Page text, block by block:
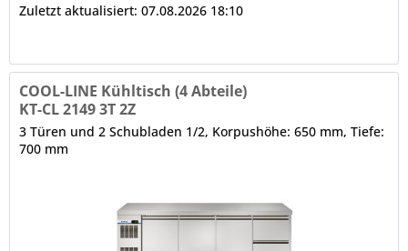
Zuletzt aktualisiert: 07.08.2026 18:10
COOL-LINE Kühltisch (4 Abteile)
KT-CL 2149 3T 2Z
3 Türen und 2 Schubladen 1/2, Korpushöhe: 650 mm, Tiefe:
700 mm